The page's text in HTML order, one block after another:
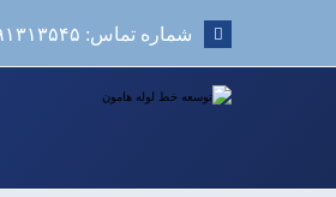
شماره تماس: ۰۲۱۹۱۳۱۳۵۴۵